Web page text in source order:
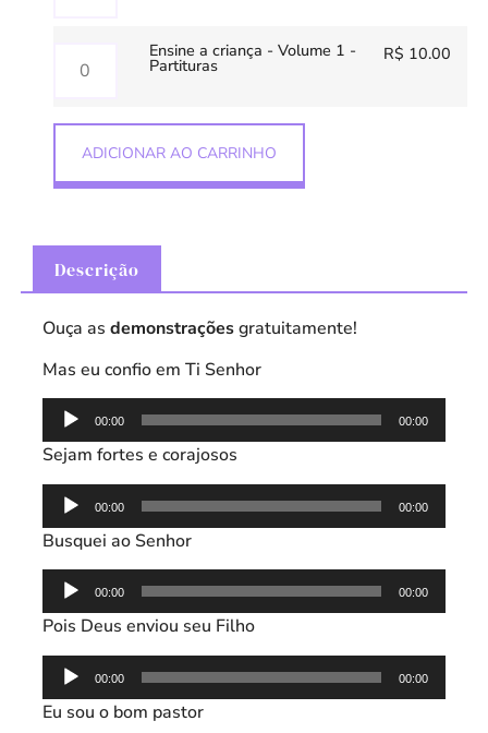
Ensine a criança - Volume 1 -
Partituras
R$ 10.00
ADICIONAR AO CARRINHO
Descrição
Ouça as demonstraçõesgratuitamente!
Mas eu confio em Ti Senhor
Tocador
de
áudio
00:00 00:00
Sejam fortes e corajosos
Tocador
de
áudio
00:00 00:00
Busquei ao Senhor
Tocador
de
áudio
00:00 00:00
Pois Deus enviou seu Filho
Tocador
de
áudio
00:00 00:00
Eu sou o bom pastor